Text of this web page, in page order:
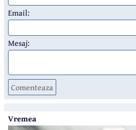
Email:
Mesaj:
Comenteaza
Vremea